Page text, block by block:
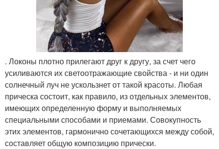
. Локоны плотно прилегают друг к другу, за счет чего
усиливаются их светоотражающие свойства - и ни один
солнечный луч не ускользнет от такой красоты. Любая
прическа состоит, как правило, из отдельных элементов,
имеющих определенную форму и выполняемых
специальными способами и приемами. Совокупность
этих элементов, гармонично сочетающихся между собой,
составляет общую композицию прически.